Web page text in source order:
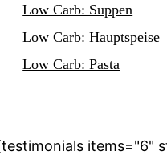
Low Carb: Suppen
Low Carb: Hauptspeise
Low Carb: Pasta
items="6"